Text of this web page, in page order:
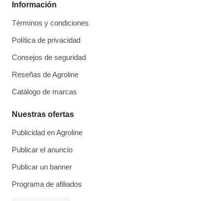
Información
Términos y condiciones
Política de privacidad
Consejos de seguridad
Reseñas de Agroline
Catálogo de marcas
Nuestras ofertas
Publicidad en Agroline
Publicar el anuncio
Publicar un banner
Programa de afiliados